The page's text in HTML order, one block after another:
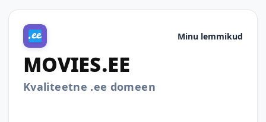
Minu lemmikud
MOVIES.EE
Kvaliteetne .ee domeen